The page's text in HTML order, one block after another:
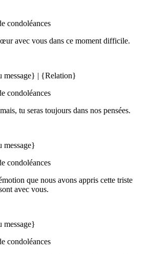
condoléances
avec vous dans ce moment difficile.
message} | {Relation}
condoléances
tu seras toujours dans nos pensées.
message}
condoléances
que nous avons appris cette triste
avec vous.
message}
condoléances